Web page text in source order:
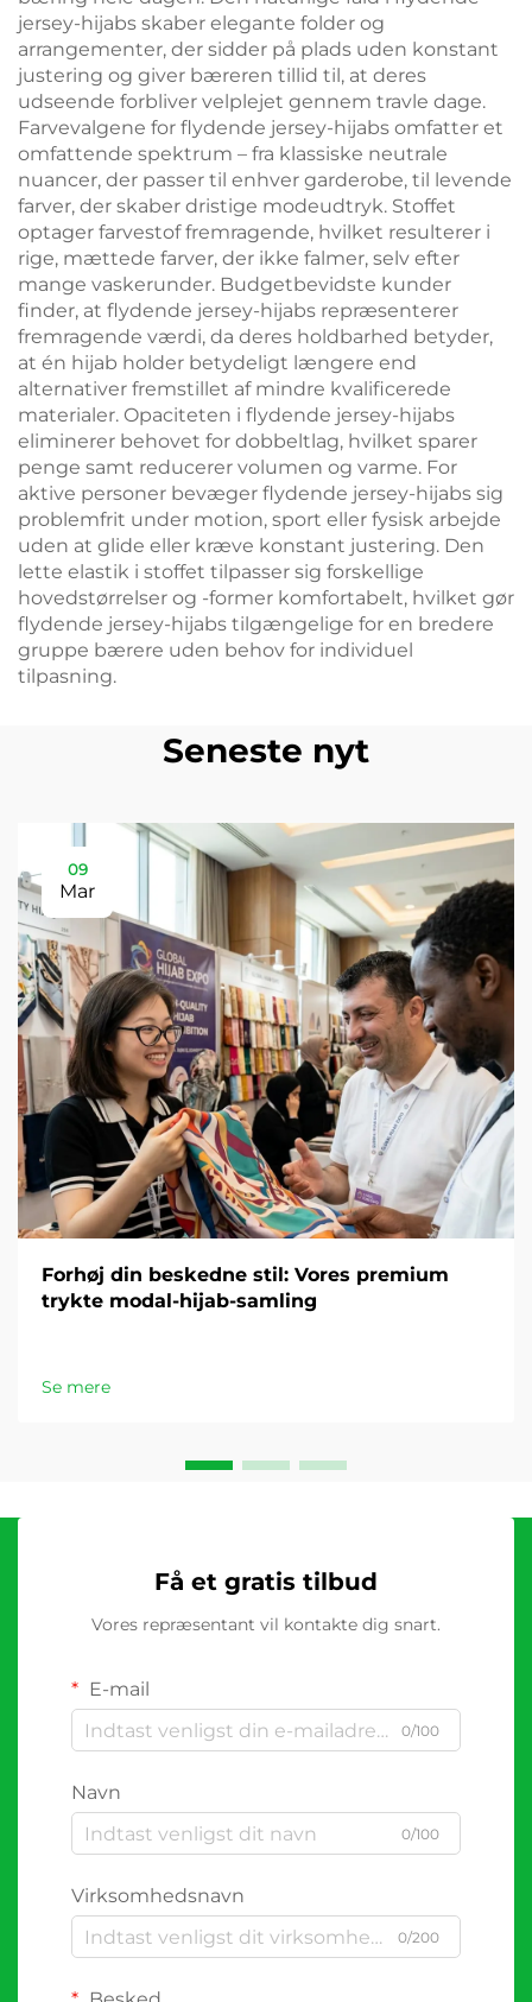
jersey-hijabs skaber elegante folder og
arrangementer, der sidder på plads uden konstant
justering og giver bæreren tillid til, at deres
udseende forbliver velplejet gennem travle dage.
Farvevalgene for flydende jersey-hijabs omfatter et
omfattende spektrum – fra klassiske neutrale
nuancer, der passer til enhver garderobe, til levende
farver, der skaber dristige modeudtryk. Stoffet
optager farvestof fremragende, hvilket resulterer i
rige, mættede farver, der ikke falmer, selv efter
mange vaskerunder. Budgetbevidste kunder
finder, at flydende jersey-hijabs repræsenterer
fremragende værdi, da deres holdbarhed betyder,
at én hijab holder betydeligt længere end
alternativer fremstillet af mindre kvalificerede
materialer. Opaciteten i flydende jersey-hijabs
eliminerer behovet for dobbeltlag, hvilket sparer
penge samt reducerer volumen og varme. For
aktive personer bevæger flydende jersey-hijabs sig
problemfrit under motion, sport eller fysisk arbejde
uden at glide eller kræve konstant justering. Den
lette elastik i stoffet tilpasser sig forskellige
hovedstørrelser og -former komfortabelt, hvilket gør
flydende jersey-hijabs tilgængelige for en bredere
gruppe bærere uden behov for individuel
tilpasning.
Seneste nyt
09
Mar
Forhøj din beskedne stil: Vores premium
trykte modal-hijab-samling
Se mere
Få et gratis tilbud
Vores repræsentant vil kontakte dig snart.
E-mail
0/100
Navn
0/100
Virksomhedsnavn
0/200